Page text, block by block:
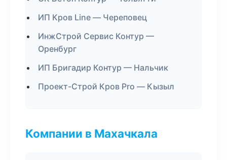
ИП Кров Line — Череповец
ИнжСтрой Сервис Контур —
Оренбург
ИП Бригадир Контур — Нальчик
Проект-Строй Кров Pro — Кызыл
Компании в Махачкала